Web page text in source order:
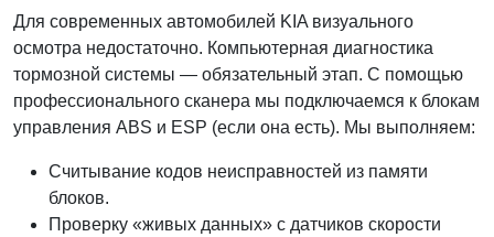
Для современных автомобилей KIA визуального
осмотра недостаточно. Компьютерная диагностика
тормозной системы — обязательный этап. С помощью
профессионального сканера мы подключаемся к блокам
управления ABS и ESP (если она есть). Мы выполняем:
Считывание кодов неисправностей из памяти
блоков.
Проверку «живых данных» с датчиков скорости